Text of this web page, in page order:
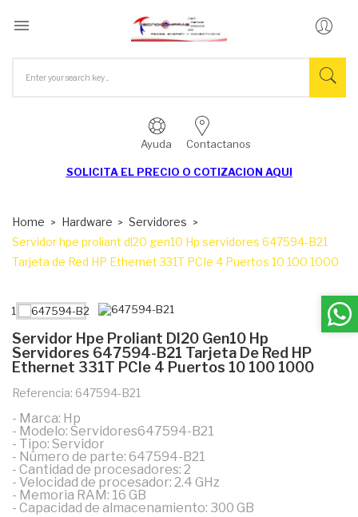

Ayuda Contactanos
SOLICITA EL PRECIO O COTIZACION AQUI
Home Hardware
Servidores
Servidor hpe proliant dl20 gen10 Hp servidores 647594-B21
Tarjeta de Red HP Ethernet 331T PCIe 4 Puertos 10 100 1000
Servidor Hpe Proliant Dl20 Gen10 Hp
Servidores 647594-B21 Tarjeta De Red HP
Ethernet 331T PCIe 4 Puertos 10 100 1000
Referencia: 647594-B21
- Marca: Hp
- Modelo: Servidores647594-B21
- Tipo: Servidor
- Número de parte: 647594-B21
- Cantidad de procesadores: 2
- Velocidad de procesador: 2.4 GHz
- Memoria RAM: 16 GB
- Capacidad de almacenamiento: 300 GB